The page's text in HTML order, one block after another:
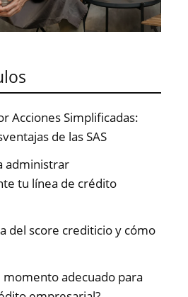
Acciones Simplificadas:
de las SAS
administrar
tu línea de crédito
del score crediticio y cómo
momento adecuado para